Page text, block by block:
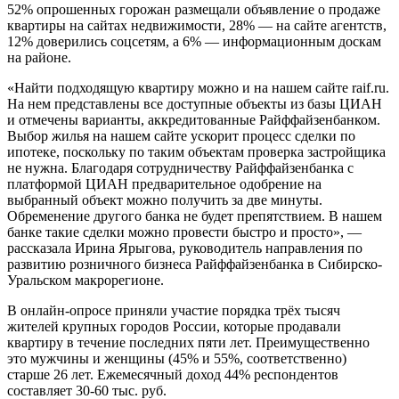
52% опрошенных горожан размещали объявление о продаже
квартиры на сайтах недвижимости, 28% — на сайте агентств,
12% доверились соцсетям, а 6% — информационным доскам
на районе.
«Найти подходящую квартиру можно и на нашем сайте raif.ru.
На нем представлены все доступные объекты из базы ЦИАН
и отмечены варианты, аккредитованные Райффайзенбанком.
Выбор жилья на нашем сайте ускорит процесс сделки по
ипотеке, поскольку по таким объектам проверка застройщика
не нужна. Благодаря сотрудничеству Райффайзенбанка с
платформой ЦИАН предварительное одобрение на
выбранный объект можно получить за две минуты.
Обременение другого банка не будет препятствием. В нашем
банке такие сделки можно провести быстро и просто», —
рассказала Ирина Ярыгова, руководитель направления по
развитию розничного бизнеса Райффайзенбанка в Сибирско-
Уральском макрорегионе.
В онлайн-опросе приняли участие порядка трёх тысяч
жителей крупных городов России, которые продавали
квартиру в течение последних пяти лет. Преимущественно
это мужчины и женщины (45% и 55%, соответственно)
старше 26 лет. Ежемесячный доход 44% респондентов
составляет 30-60 тыс. руб.